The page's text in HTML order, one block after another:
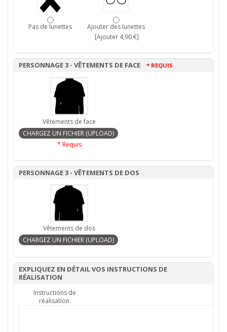
Pas de lunettes
Ajouter des lunettes
[Ajouter 4,90 €]
PERSONNAGE 3 - VÊTEMENTS DE FACE * REQUIS
Vêtements de face
* Requis
PERSONNAGE 3 - VÊTEMENTS DE DOS
Vêtements de dos
EXPLIQUEZ EN DÉTAIL VOS INSTRUCTIONS DE
RÉALISATION
Instructions de
réalisation